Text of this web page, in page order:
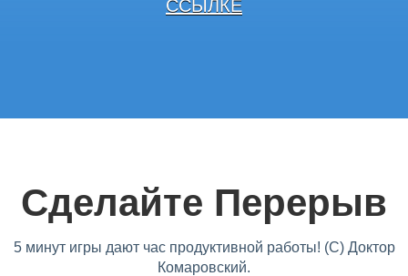
ССЫЛКЕ
Сделайте Перерыв
5 минут игры дают час продуктивной работы! (С) Доктор
Комаровский.